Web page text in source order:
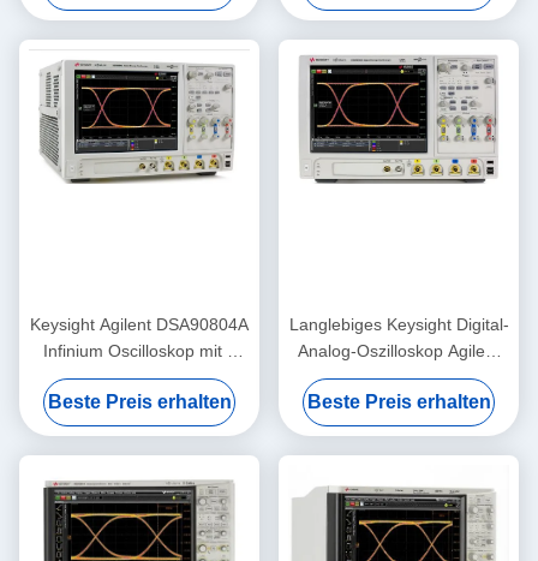
Speicher-Upgrade
Keysight Agilent DSA90804A
Infinium Oscilloskop mit 8
GHz Bandbreite 50 Mpts
Speicher und
Seriendatenanalyse
Beste Preis erhalten
Langlebiges Keysight Digital-
Analog-Oszilloskop Agilent
DSO90404A 4 GHz
Oszilloskop
Beste Preis erhalten